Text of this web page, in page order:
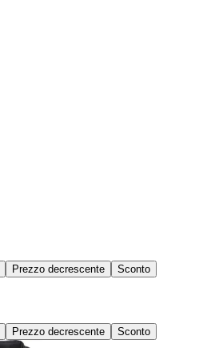
Prezzo decrescente Sconto
Prezzo decrescente Sconto